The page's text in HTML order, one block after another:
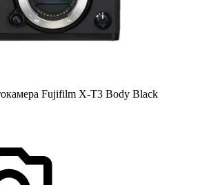
Fujifilm X-T3 Body Black